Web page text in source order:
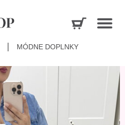
MÓDNE DOPLNKY